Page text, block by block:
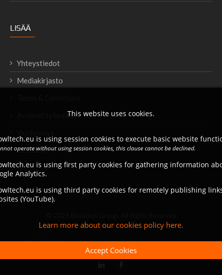
LISÄÄ
Yhteystiedot
Mediakirjasto
Avoimet työpaikat
Lataukset
This website uses cookies.
is using session cookies to execute basic website
operate without using session cookies, this clause cannot be declined.
is using first party cookies for gathering information
Analytics.
is using third party cookies for remotely publishing
(YouTube).
Learn more about our cookies policy here.
Accept Cookies